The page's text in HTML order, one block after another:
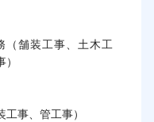
（舗装工事、土木工
事、管工事）